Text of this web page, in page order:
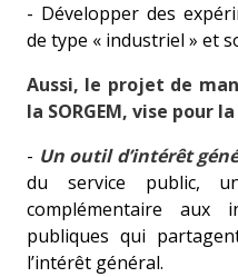
- Développer des
de type « industriel » et
Aussi, le projet de
la SORGEM, vise pour
- Un outil d’intérêt
du service public,
complémentaire aux
publiques qui
l’intérêt général.